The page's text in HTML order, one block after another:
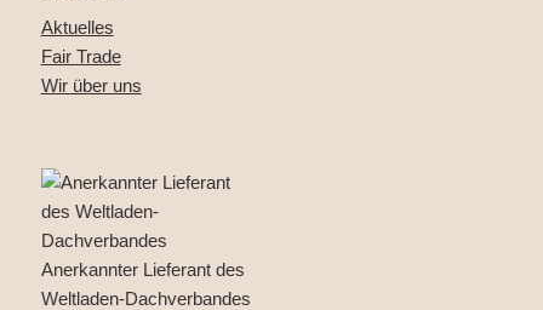
Aktuelles
Fair Trade
Wir über uns
Anerkannter Lieferant des
Weltladen-Dachverbandes